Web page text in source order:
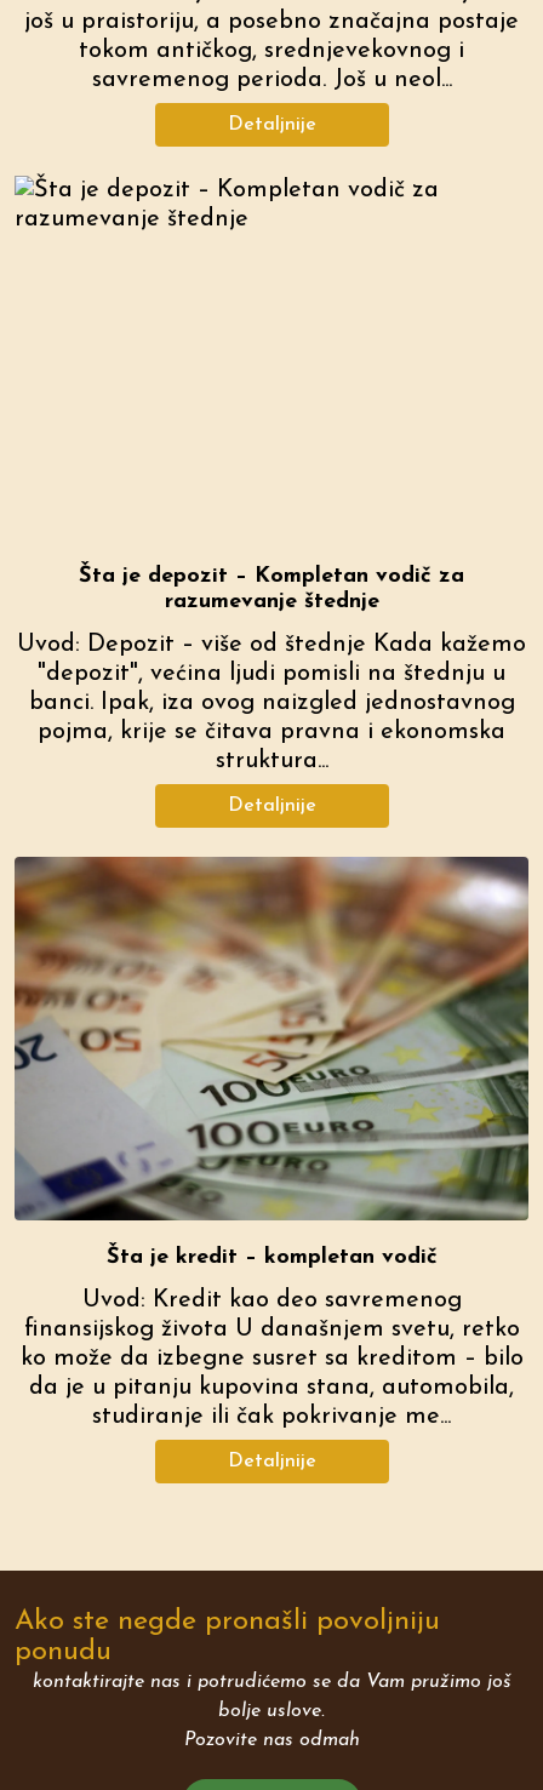
još u praistoriju, a posebno značajna postaje
tokom antičkog, srednjevekovnog i
savremenog perioda. Još u neol...
Detaljnije
Šta je depozit – Kompletan vodič za
razumevanje štednje
Uvod: Depozit – više od štednje Kada kažemo
"depozit", većina ljudi pomisli na štednju u
banci. Ipak, iza ovog naizgled jednostavnog
pojma, krije se čitava pravna i ekonomska
struktura...
Detaljnije
Šta je kredit – kompletan vodič
Uvod: Kredit kao deo savremenog
finansijskog života U današnjem svetu, retko
ko može da izbegne susret sa kreditom – bilo
da je u pitanju kupovina stana, automobila,
studiranje ili čak pokrivanje me...
Detaljnije
Ako ste negde pronašli povoljniju
ponudu
kontaktirajte nas i potrudićemo se da Vam pružimo još
bolje uslove.
Pozovite nas odmah